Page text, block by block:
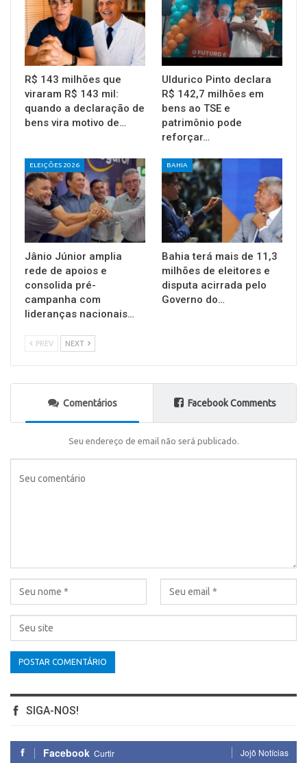
R$ 143 milhões que
viraram R$ 143 mil:
quando a declaração de
bens vira motivo de…
Uldurico Pinto declara
R$ 142,7 milhões em
bens ao TSE e
patrimônio pode
reforçar…
ELEIÇÕES 2026
Jânio Júnior amplia
rede de apoios e
consolida pré-
campanha com
lideranças nacionais…
BAHIA
Bahia terá mais de 11,3
milhões de eleitores e
disputa acirrada pelo
Governo do…
PREV NEXT
Comentários Facebook Comments
Seu endereço de email não será publicado.
SIGA-NOS!
Facebook Curtir Jojô Notícias